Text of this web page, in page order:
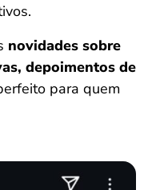
novidades sobre
depoimentos de
para quem